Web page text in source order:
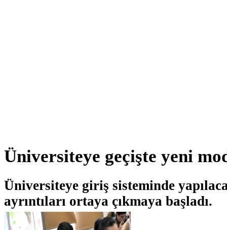
Üniversiteye geçişte yeni
Üniversiteye giriş sisteminde
ayrıntıları ortaya çıkmaya başladı.